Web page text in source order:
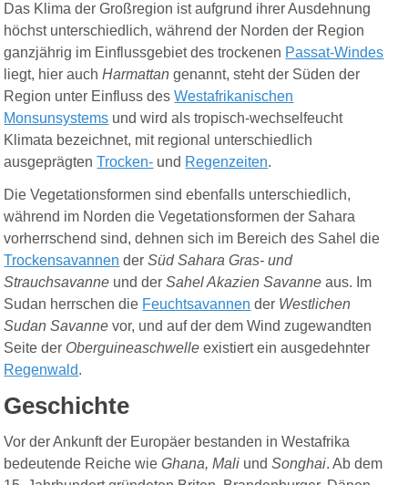
Das Klima der Großregion ist aufgrund ihrer Ausdehnung
höchst unterschiedlich, während der Norden der Region
ganzjährig im Einflussgebiet des trockenen Passat-Windes
liegt, hierauchHarmattan genannt, steht der Süden der
Region unter Einfluss desWestafrikanischen
Monsunsystems und wird als tropisch-wechselfeucht
Klimata bezeichnet, mit regional unterschiedlich
ausgeprägtenTrocken- und Regenzeiten.
Die Vegetationsformen sind ebenfalls unterschiedlich,
während im Norden die Vegetationsformen der Sahara
vorherrschend sind, dehnen sich im Bereich des Sahel die
Trockensavannen derSüd Sahara Gras- und
Strauchsavanne und derSahel Akazien Savanne aus. Im
Sudan herrschen die Feuchtsavannen der Westlichen
Sudan Savanne vor, und auf der dem Wind zugewandten
Seite der Oberguineaschwelle existiert ein ausgedehnter
Regenwald.
Geschichte
Vor der Ankunft der Europäer bestanden in Westafrika
bedeutende Reiche wieGhana, Mali undSonghai. Ab dem